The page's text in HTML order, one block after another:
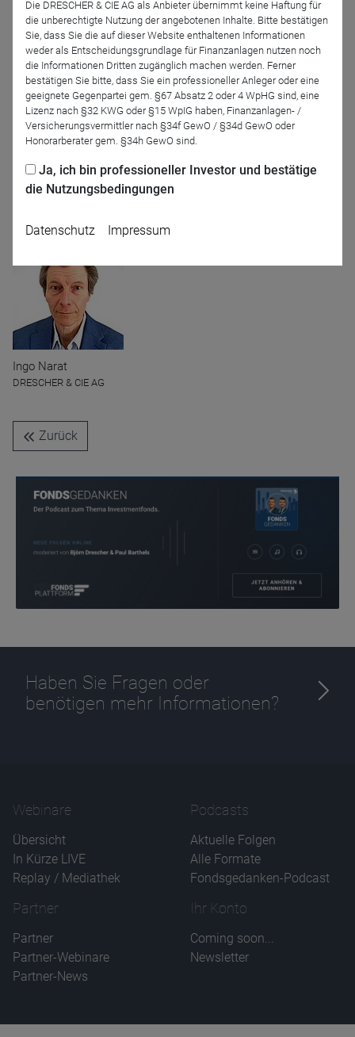
Dr. Christian Funke
Source For Alpha AG
Ingo Narat
DRESCHER & CIE AG
Zurück
Haben Sie Fragen oder
benötigen mehr Informationen?
Webinare
Übersicht
In Kürze LIVE
Replay / Mediathek
Podcasts
Aktuelle Folgen
Alle Formate
Fondsgedanken-Podcast
Partner
Partner
Partner-Webinare
Partner-News
Ihr Konto
Coming soon...
Newsletter
Die DRESCHER & CIE AG als Anbieter übernimmt keine Haftung für
die unberechtigte Nutzung der angebotenen Inhalte. Bitte bestätigen
Sie, dass Sie die auf dieser Website enthaltenen Informationen
weder als Entscheidungsgrundlage für Finanzanlagen nutzen noch
die Informationen Dritten zugänglich machen werden. Ferner
bestätigen Sie bitte, dass Sie ein professioneller Anleger oder eine
geeignete Gegenpartei gem. §67 Absatz 2 oder 4 WpHG sind, eine
Lizenz nach §32 KWG oder §15 WpIG haben, Finanzanlagen- /
Versicherungsvermittler nach §34f GewO / §34d GewO oder
Honorarberater gem. §34h GewO sind.
Ja, ich bin professioneller Investor und bestätige
die Nutzungsbedingungen
Datenschutz Impressum
Name
CPref